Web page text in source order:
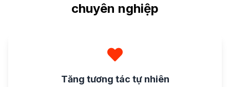
chuyên nghiệp
Tăng tương tác tự nhiên